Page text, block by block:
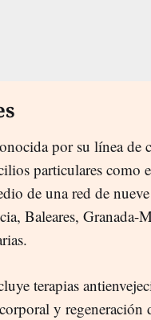
por su línea de
particulares como
de una red de
Baleares,
terapias
y regeneración